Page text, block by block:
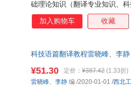
础理论知识（翻译专业知识、
宽译者的翻译视野，提高汉英
下坚实的理论基础；下编涉及
者、翻译专业学生、语言专业
加入购物车 收藏
科技语篇翻译教程雷晓峰、李
¥51.30 定价： ¥387.42 (1.33折)
雷晓峰、 李静 编 /2020-01-01 /西北